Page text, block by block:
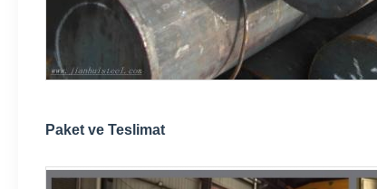
Paket ve Teslimat